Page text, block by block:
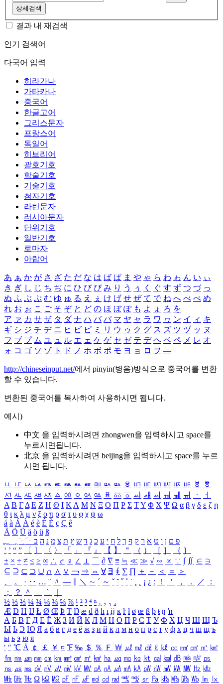
상세검색
결과 내 재검색
인기 검색어
다국어 입력
히라가나
가타카나
중국어
한글고어
그리스문자
프랑스어
독일어
히브리어
괄호기호
학술기호
기술기호
첨자기호
라틴문자
러시아문자
단위기호
일반기호
로마자
아랍어
あ ぁ か が さ ざ た だ な は ば ぱ ま や ゃ ら わ ゎ ん い ぃ
き ぎ し じ ち ぢ に ひ び ぴ み り う ぅ く ぐ す ず つ づ っ
ぬ ふ ぶ ぷ む ゆ ゅ る え ぇ け げ せ ぜ て で ね へ べ ぺ め
れ お ぉ こ ご そ ぞ と ど の ほ ぼ ぽ も よ ょ ろ を
ア ァ カ サ ザ タ ダ ナ ハ バ パ マ ヤ ャ ラ ワ ヮ ン イ ィ キ
ギ シ ジ チ ヂ ニ ヒ ビ ピ ミ リ ウ ゥ ク グ ス ズ ツ ヅ ッ ヌ
フ ブ プ ム ユ ュ ル エ ェ ケ ゲ セ ゼ テ デ ヘ ベ ペ メ レ オ
ォ コ ゴ ソ ゾ ト ド ノ ホ ボ ポ モ ヨ ョ ロ ヲ ―
http://chineseinput.net/에서 pinyin(병음)방식으로 중국어를 변환
할 수 있습니다.
변환된 중국어를 복사하여 사용하시면 됩니다.
예시)
中文 을 입력하시려면 zhongwen을 입력하시고 space를
누르시면됩니다.
北京 을 입력하시려면 beijing을 입력하시고 space를 누르
시면 됩니다.
ㅥ ㅦ ㅧ ㅨ ㅩ ㅪ ㅫ ㅬ ㅭ ㅮ ㅯ ㅰ ㅱ ㅲ ㅳ ㅴ ㅵ ㅶ ㅷ ㅸ
ㅹ
ㅺ ㅻ ㅼ ㅽ ㅾ ㅿ ㆀ ㆁ ㆂ ㆃ ㆄ ㆅ ㆆ ㆇ ㆈ ㆉ ㆊ ㆋ ㆌ ㆍ
ㆎ
Α Β ΓΔ Ε Ζ Η Θ Ι ΚΛ Μ Ν Ξ Ο Π Ρ Σ ΤΥ Φ Χ Ψ Ω α β γ δ ε ζ η
θ ι κ λ μ ν ξ ο π ρ σ τ υ φ χ ψ ω
á à Á À é è É È ç Ç ê
Ä Ö Ü ä ö ü ß
ִֶֹ ֻּ ׁׂ פ ם ן ו ט א ר ק ף ך ל ח י ע כ ג ד ש ץ ת צ מ נ ה ב
‘ ’ “ ” 〔 〕 〈 〉 「 」 『 』 【 】 ＂ （ ） ［ ］ ｛ ｝
± × ÷ ≠ ≤ ≥ ∞ ∴ ♂ ♀ ∠ ⊥ ⌒ ∂ ∇ ≡ ≒ ≪ ≫ √ ∽ ∝ ∵ ∫ ∬ ∈ ∋
⊆ ⊇ ⊂ ⊃ ∪ ∩ ∧ ∨ ￢ ⇒ ⇔ ∀ ∃ ∮ ∑ ∏ ＋ － ＜ ＝
＞
、
。 · ‥ … ¨ 〃 ― ＼ ∼ ´ ～ ˇ ˘ ˝ ˚ ˙ ¸ ¡ ¿ ː ！ ＇ ， ． ／
：
；
？ ＾ ｀
½ ⅓ ⅔ ¼ ¾ ⅛ ⅜ ⅝ ⅞ ¹ ² ³ ⁴ ⁿ ₁ ₂ ₃ ₄
Æ Ð Ħ Ĳ Ł Ø Œ Þ Ŧ Ŋ æ đ ð ħ ı ĳ ĸ ŀ ł ø œ ß þ ŧ ŋ ŉ
А Б В Г Д Е Ё Ж З И Й К Л М Н О П Р С Т У Ф Х Ц Ч Ш Щ Ъ
Ы Ь Э Ю Я а б в г д е ё ж з и й к л м н о п р с т у ф х ц ч ш щ ъ
ы ь э ю я
′ ″ ℃ Å ￠ ￡ ￥ ¤ ℉ ‰ ＄ ％ Ｆ ￦ ㎕ ㎖ ㎗ ℓ ㎘ ㏄ ㎣ ㎤ ㎥ ㎦
㎙ ㎚ ㎛ ㎜ ㎝ ㎞ ㎟ ㎠ ㎡ ㎢ ㏊ ㎍ ㎎ ㎏ ㏏ ㎈ ㎉ ㏈ ㎧ ㎨ ㎰
㎱ ㎲ ㎳ ㎴ ㎵ ㎶ ㎷ ㎸ ㎹ ㎀ ㎁ ㎂ ㎃ ㎄ ㎺ ㎻ ㎽ ㎾ ㎿ ㎐ ㎑
㎒ ㎓ ㎔ Ω ㏀ ㏁ ㎊ ㎋ ㎌ ㏖ ㏅ ㎭ ㎮ ㎯ ㏛ ㎩ ㎪ ㎫ ㎬ ㏝ ㏐
㏓